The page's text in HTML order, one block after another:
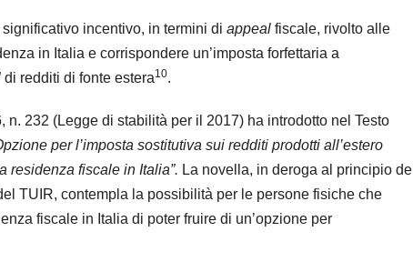
incentivo, in termini di appeal fiscale, rivolto alle
in Italia e corrispondere un’imposta forfettaria a
redditi di fonte estera10.
n. 232 (Legge di stabilità per il 2017) ha introdotto nel Testo
per l’imposta sostitutiva sui redditi prodotti all’estero
residenza fiscale in Italia”. La novella, in deroga al principio del
TUIR, contempla la possibilità per le persone fisiche che
fiscale in Italia di poter fruire di un’opzione per